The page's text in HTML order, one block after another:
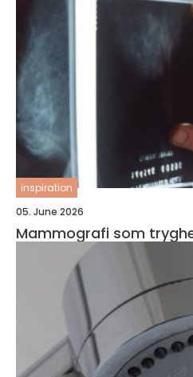
inspiration
05. June 2026
Mammografi som